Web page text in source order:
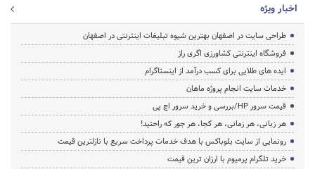
اخبار ویژه
طراحی سایت در اصفهان بهترین شیوه تبلیغات اینترنتی در اصفهان
فروشگاه اینترنتی کشاورزی اگری راز
ایده های طلایی برای کسب درآمد از اینستاگرام
خدمات سایت انجام پروژه ماهان
قیمت سرور HP/بررسی و خرید سرور اچ پی
هر زبانی، هر زمانی، هر کجا، هر جور که راحتید!
رونمایی از سایت بلوباکس با هدف خدمات پرداخت سریع با نازلترین قیمت
خرید تلگرام پرمیوم با ارزان ترین قیمت